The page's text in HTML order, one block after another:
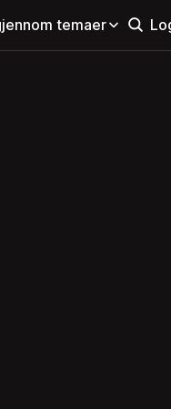
temaer